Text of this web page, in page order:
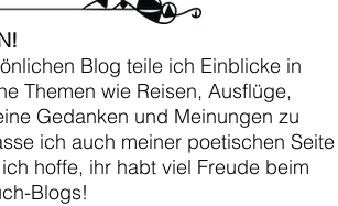
Blog teile ich Einblicke in
Themen wie Reisen, Ausflüge,
Gedanken und Meinungen zu
ich auch meiner poetischen Seite
hoffe, ihr habt viel Freude beim
Blogs!